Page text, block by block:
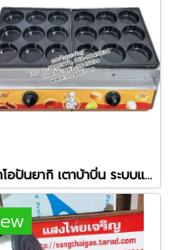
เตาโอปันยากิ เตาบ้าบิ่น ระบบแก๊ส ขนาด 18 หลุม ยี่ห้อ BOSS